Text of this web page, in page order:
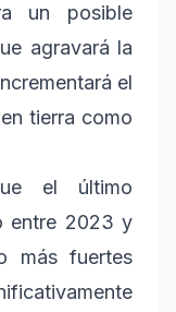
un posible
agravará la
el
tierra como
el último
entre 2023 y
más fuertes